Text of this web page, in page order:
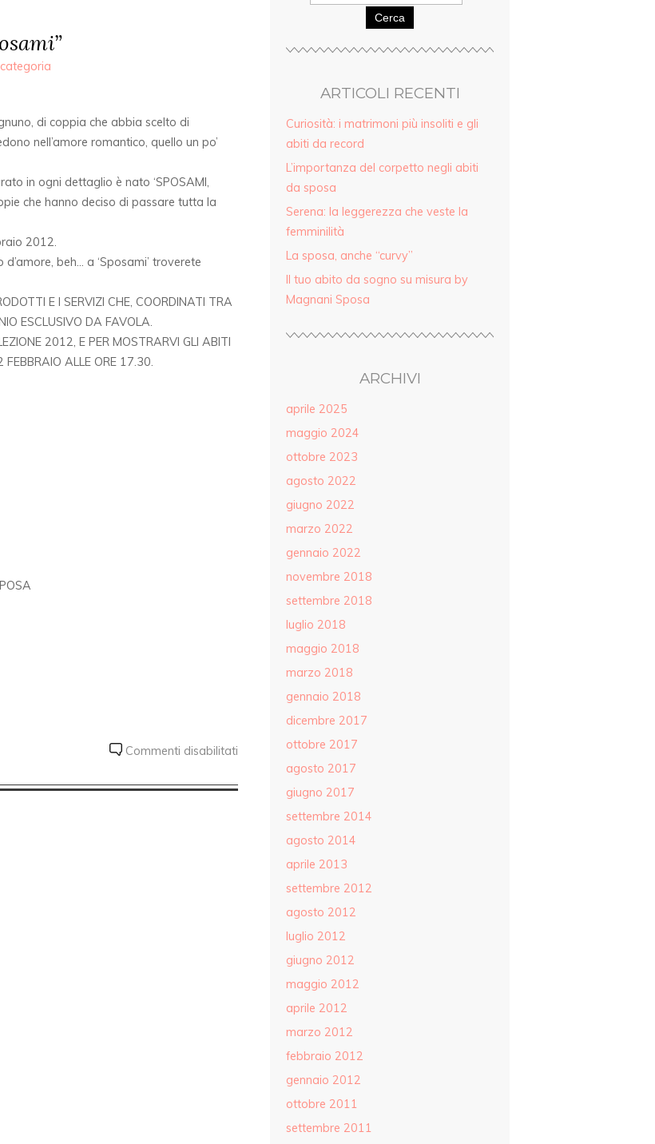
di coppia che abbia scelto di
nell’amore romantico, quello un po’
in ogni dettaglio è nato ‘SPOSAMI,
che hanno deciso di passare tutta la
2012.
beh… a ‘Sposami’ troverete
E I SERVIZI CHE, COORDINATI TRA
ESCLUSIVO DA FAVOLA.
2012, E PER MOSTRARVI GLI ABITI
ALLE ORE 17.30.
Commenti disabilitati
Cerca
ARTICOLI RECENTI
Curiosità: i matrimoni più insoliti e gli
abiti da record
L’importanza del corpetto negli abiti
da sposa
Serena: la leggerezza che veste la
femminilità
La sposa, anche “curvy”
Il tuo abito da sogno su misura by
Magnani Sposa
ARCHIVI
aprile 2025
maggio 2024
ottobre 2023
agosto 2022
giugno 2022
marzo 2022
gennaio 2022
novembre 2018
settembre 2018
luglio 2018
maggio 2018
marzo 2018
gennaio 2018
dicembre 2017
ottobre 2017
agosto 2017
giugno 2017
settembre 2014
agosto 2014
aprile 2013
settembre 2012
agosto 2012
luglio 2012
giugno 2012
maggio 2012
aprile 2012
marzo 2012
febbraio 2012
gennaio 2012
ottobre 2011
settembre 2011